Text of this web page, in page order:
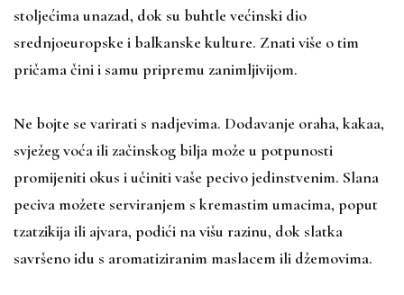
stoljećima unazad, dok su buhtle većinski dio
srednjoeuropske i balkanske kulture. Znati više o tim
pričama čini i samu pripremu zanimljivijom.
Ne bojte se varirati s nadjevima. Dodavanje oraha, kakaa,
svježeg voća ili začinskog bilja može u potpunosti
promijeniti okus i učiniti vaše pecivo jedinstvenim. Slana
peciva možete serviranjem s kremastim umacima, poput
tzatzikija ili ajvara, podići na višu razinu, dok slatka
savršeno idu s aromatiziranim maslacem ili džemovima.